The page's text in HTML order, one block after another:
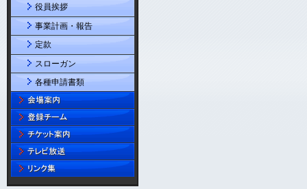
役員挨拶
事業計画・報告
定款
スローガン
各種申請書類